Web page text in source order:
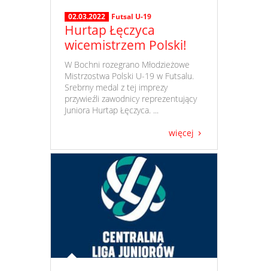
02.03.2022 Futsal U-19
Hurtap Łęczyca
wicemistrzem Polski!
​ W Bochni rozegrano Młodzieżowe
Mistrzostwa Polski U-19 w Futsalu.
Srebrny medal z tej imprezy
przywieźli zawodnicy reprezentujący
Juniora Hurtap Łęczyca. ...
więcej